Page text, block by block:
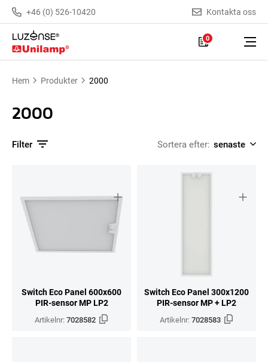
+46 (0) 526-10420 Kontakta oss
0
Hem Produkter 2000
2000
Filter Sortera efter:
Switch Eco Panel 600x600
PIR-sensor MP LP2
Artikelnr:7028582
Switch Eco Panel 300x1200
PIR-sensor MP + LP2
Artikelnr:7028583